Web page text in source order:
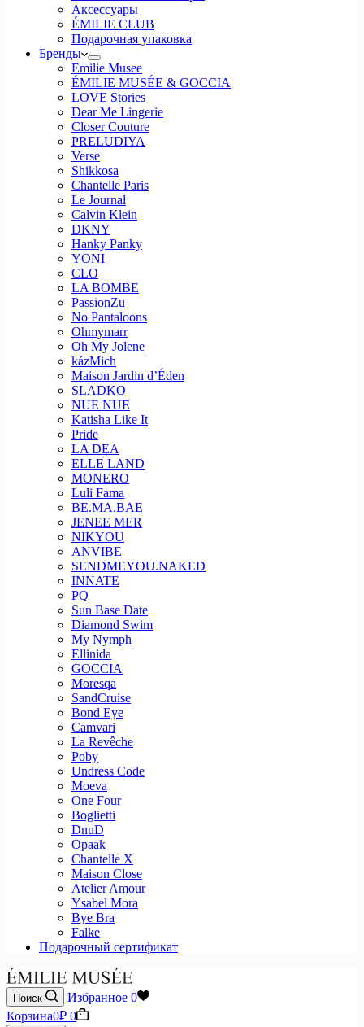
Аксессуары
ÉMILIE CLUB
Подарочная упаковка
Бренды
Emilie Musee
ÉMILIE MUSÉE & GOCCIA
LOVE Stories
Dear Me Lingerie
Closer Couture
PRELUDIYA
Verse
Shikkosa
Chantelle Paris
Le Journal
Calvin Klein
DKNY
Hanky Panky
YONI
CLO
LA BOMBE
PassionZu
No Pantaloons
Ohmymarr
Oh My Jolene
kázMich
Maison Jardin d’Éden
SLADKO
NUE NUE
Katisha Like It
Pride
LA DEA
ELLE LAND
MONERO
Luli Fama
BE.MA.BAE
JENEE MER
NIKYOU
ANVIBE
SENDMEYOU.NAKED
INNATE
PQ
Sun Base Date
Diamond Swim
My Nymph
Ellinida
GOCCIA
Moresqa
SandCruise
Bond Eye
Camvari
La Revêche
Poby
Undress Code
Moeva
One Four
Boglietti
DnuD
Opaak
Chantelle X
Maison Close
Atelier Amour
Ysabel Mora
Bye Bra
Falke
Подарочный сертификат
Поиск Избранное 0
Корзина0₽ 0